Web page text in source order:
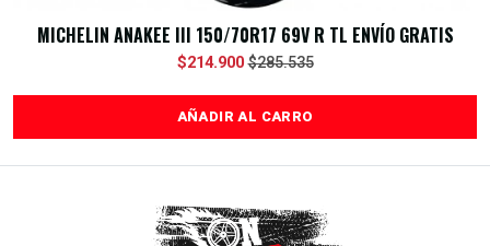
MICHELIN ANAKEE III 150/70R17 69V R TL ENVÍO GRATIS
$214.900 $285.535
AÑADIR AL CARRO